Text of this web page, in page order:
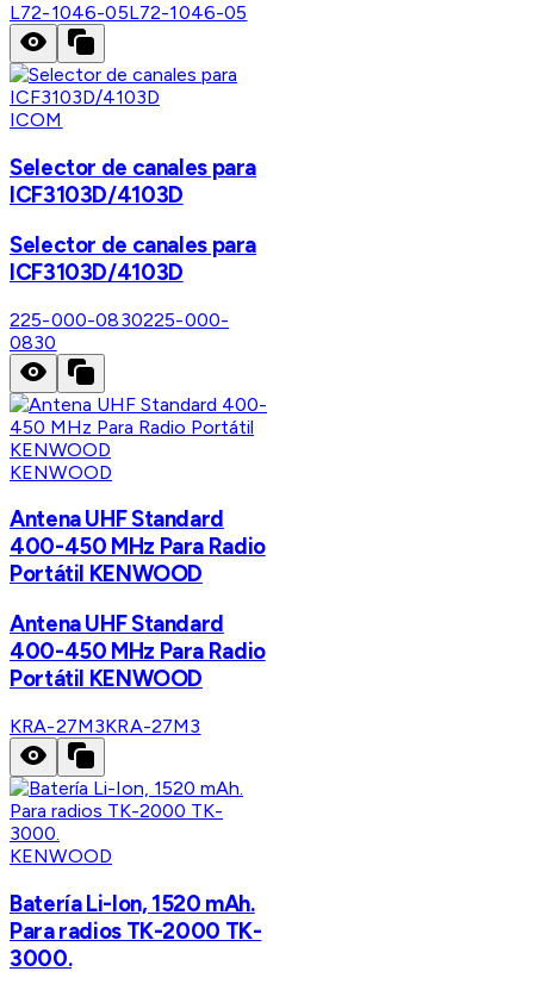
L72-1046-05L72-1046-05
ICOM
Selector de canales para
ICF3103D/4103D
Selector de canales para
ICF3103D/4103D
225-000-0830225-000-
0830
KENWOOD
Antena UHF Standard
400-450 MHz Para Radio
Portátil KENWOOD
Antena UHF Standard
400-450 MHz Para Radio
Portátil KENWOOD
KRA-27M3KRA-27M3
KENWOOD
Batería Li-Ion, 1520 mAh.
Para radios TK-2000 TK-
3000.